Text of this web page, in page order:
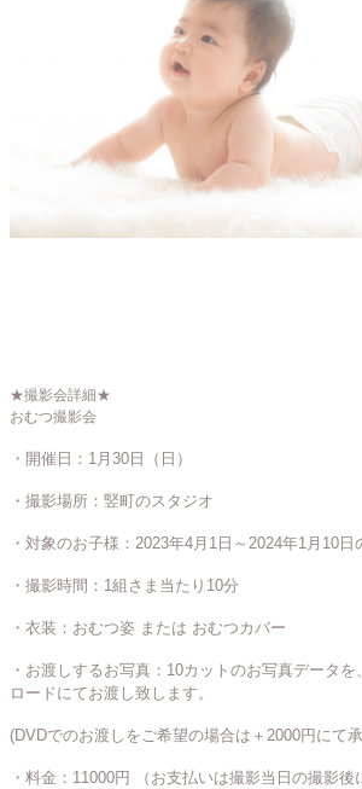
★撮影会詳細★
おむつ撮影会
・開催日：1月30日（日）
・撮影場所：竪町のスタジオ
・対象のお子様：2023年4月1日～2024年1月10
・撮影時間：1組さま当たり10分
・衣装：おむつ姿 または おむつカバー
・お渡しするお写真：10カットのお写真データ
ロードにてお渡し致します。
(DVDでのお渡しをご希望の場合は＋2000円にて
・料金：11000円 （お支払いは撮影当日の撮影後